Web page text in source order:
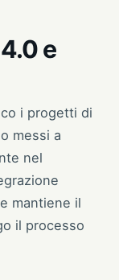
e
i progetti di
messi a
nel
mantiene il
il processo